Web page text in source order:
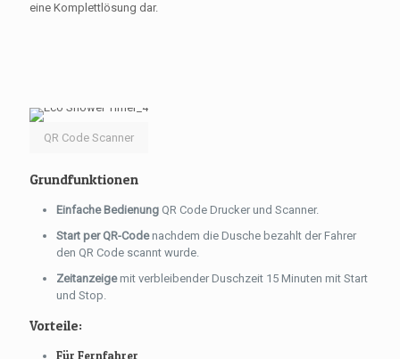
eine Komplettlösung dar.
QR Code Scanner
Grundfunktionen
Einfache Bedienung QR Code Drucker und Scanner.
Start per QR-Codenachdem die Dusche bezahlt der Fahrer
den QR Code scannt wurde.
Zeitanzeigemit verbleibender Duschzeit 15 Minuten mit Start
und Stop.
Vorteile:
Für Fernfahrer